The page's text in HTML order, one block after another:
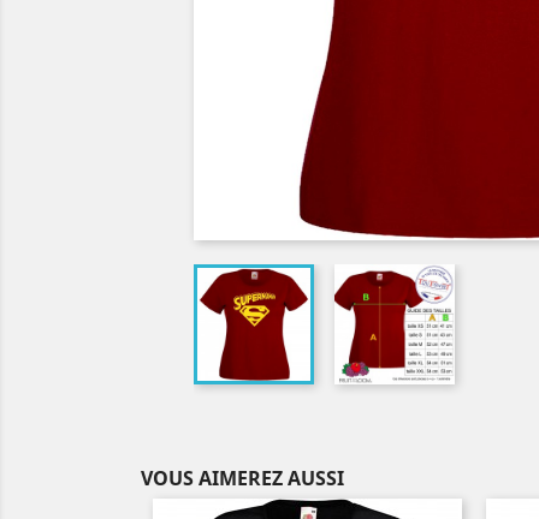
VOUS AIMEREZ AUSSI